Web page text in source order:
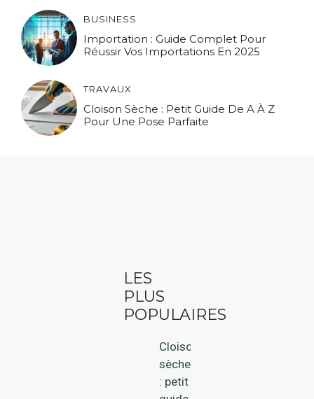
BUSINESS
Importation : Guide Complet Pour
Réussir Vos Importations En 2025
TRAVAUX
Cloison Sèche : Petit Guide De A À Z
Pour Une Pose Parfaite
LES
PLUS
POPULAIRES
Cloison
sèche
: petit